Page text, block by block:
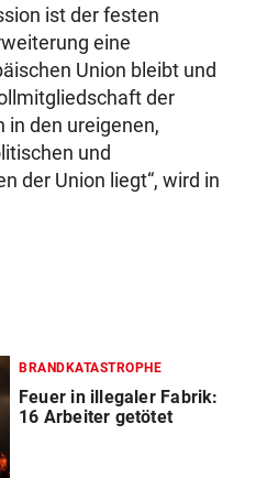
ist der festen
eine
Union bleibt und
der
den ureigenen,
und
der Union liegt“, wird in
BRANDKATASTROPHE
Feuer in illegaler Fabrik:
16 Arbeiter getötet